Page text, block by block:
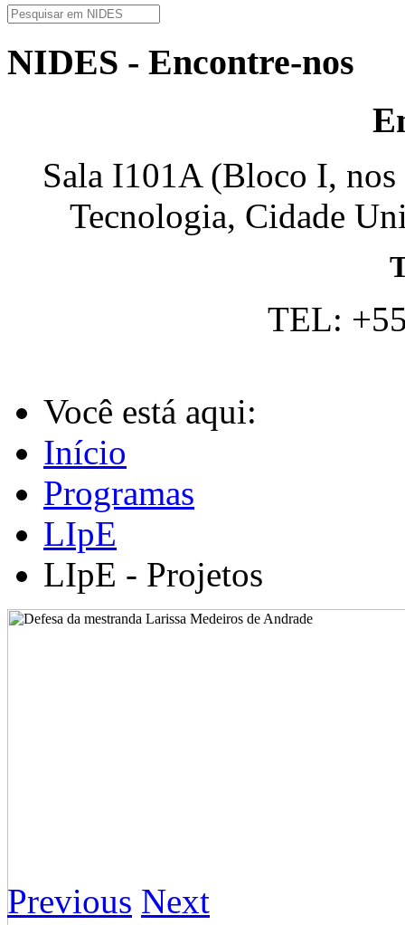
NIDES - Encontre-nos
Sala I101A (Bloco I,
Tecnologia, Cidade
TEL:
Você está aqui:
Início
Programas
LIpE
LIpE - Projetos
Previous Next